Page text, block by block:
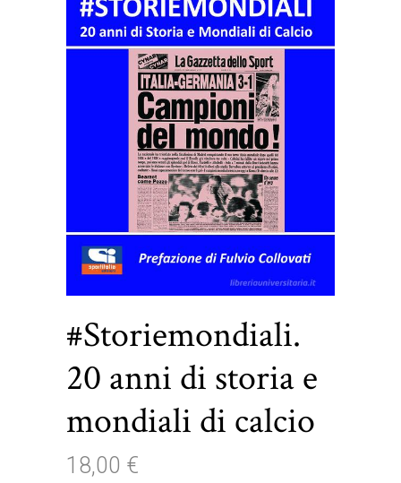
#Storiemondiali.
20 anni di storia e
mondiali di calcio
18,00 €